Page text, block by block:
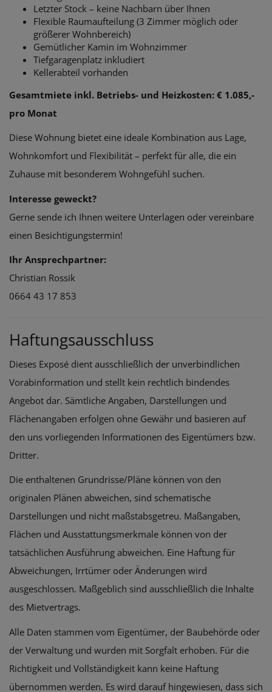
Letzter Stock – keine Nachbarn über Ihnen
Flexible Raumaufteilung (3 Zimmer möglich oder
größerer Wohnbereich)
Gemütlicher Kamin im Wohnzimmer
Tiefgaragenplatz inkludiert
Kellerabteil vorhanden
Gesamtmiete inkl. Betriebs- und Heizkosten: € 1.085,-
pro Monat
Diese Wohnung bietet eine ideale Kombination aus Lage,
Wohnkomfort und Flexibilität – perfekt für alle, die ein
Zuhause mit besonderem Wohngefühl suchen.
Interesse geweckt?
Gerne sende ich Ihnen weitere Unterlagen oder vereinbare
einen Besichtigungstermin!
Ihr Ansprechpartner:
Christian Rossik
0664 43 17 853
Haftungsausschluss
Dieses Exposé dient ausschließlich der unverbindlichen
Vorabinformation und stellt kein rechtlich bindendes
Angebot dar. Sämtliche Angaben, Darstellungen und
Flächenangaben erfolgen ohne Gewähr und basieren auf
den uns vorliegenden Informationen des Eigentümers bzw.
Dritter.
Die enthaltenen Grundrisse/Pläne können von den
originalen Plänen abweichen, sind schematische
Darstellungen und nicht maßstabsgetreu. Maßangaben,
Flächen und Ausstattungsmerkmale können von der
tatsächlichen Ausführung abweichen. Eine Haftung für
Abweichungen, Irrtümer oder Änderungen wird
ausgeschlossen. Maßgeblich sind ausschließlich die Inhalte
des Mietvertrags.
Alle Daten stammen vom Eigentümer, der Baubehörde oder
der Verwaltung und wurden mit Sorgfalt erhoben. Für die
Richtigkeit und Vollständigkeit kann keine Haftung
übernommen werden. Es wird darauf hingewiesen, dass sich